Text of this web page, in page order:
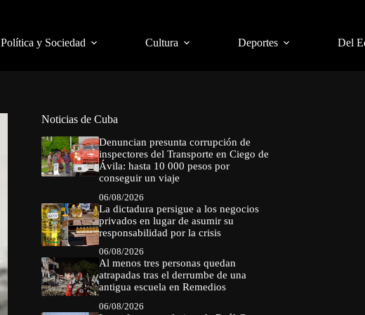
Política y Sociedad Cultura Deportes Del
Noticias de Cuba
Denuncian presunta corrupción de
inspectores del Transporte en Ciego de
Ávila: hasta 10 000 pesos por
conseguir un viaje
06/08/2026
La dictadura persigue a los negocios
privados en lugar de asumir su
responsabilidad por la crisis
06/08/2026
Al menos tres personas quedan
atrapadas tras el derrumbe de una
antigua escuela en Remedios
06/08/2026